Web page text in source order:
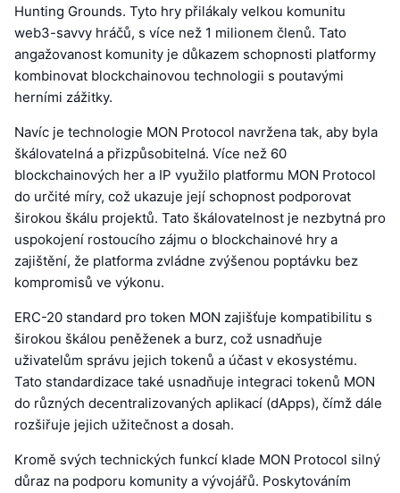
Hunting Grounds. Tyto hry přilákaly velkou komunitu
web3-savvy hráčů, s více než 1 milionem členů. Tato
angažovanost komunity je důkazem schopnosti platformy
kombinovat blockchainovou technologii s poutavými
herními zážitky.
Navíc je technologie MON Protocol navržena tak, aby byla
škálovatelná a přizpůsobitelná. Více než 60
blockchainových her a IP využilo platformu MON Protocol
do určité míry, což ukazuje její schopnost podporovat
širokou škálu projektů. Tato škálovatelnost je nezbytná pro
uspokojení rostoucího zájmu o blockchainové hry a
zajištění, že platforma zvládne zvýšenou poptávku bez
kompromisů ve výkonu.
ERC-20 standard pro token MON zajišťuje kompatibilitu s
širokou škálou peněženek a burz, což usnadňuje
uživatelům správu jejich tokenů a účast v ekosystému.
Tato standardizace také usnadňuje integraci tokenů MON
do různých decentralizovaných aplikací (dApps), čímž dále
rozšiřuje jejich užitečnost a dosah.
Kromě svých technických funkcí klade MON Protocol silný
důraz na podporu komunity a vývojářů. Poskytováním